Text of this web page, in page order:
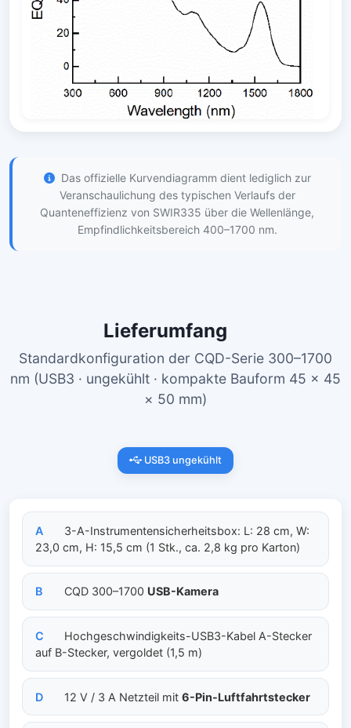
Das offizielle Kurvendiagramm dient lediglich zur
Veranschaulichung des typischen Verlaufs der
Quanteneffizienz von SWIR335 über die Wellenlänge,
Empfindlichkeitsbereich 400–1700 nm.
Lieferumfang
Standardkonfiguration der CQD-Serie 300–1700
nm (USB3 · ungekühlt · kompakte Bauform 45 × 45
× 50 mm)
USB3 ungekühlt
A
3-A-Instrumentensicherheitsbox: L: 28 cm, W:
23,0 cm, H: 15,5 cm (1 Stk., ca. 2,8 kg pro Karton)
B CQD 300–1700 USB-Kamera
C
Hochgeschwindigkeits-USB3-Kabel A-Stecker
auf B-Stecker, vergoldet (1,5 m)
D 12 V / 3 A Netzteil mit 6-Pin-Luftfahrtstecker